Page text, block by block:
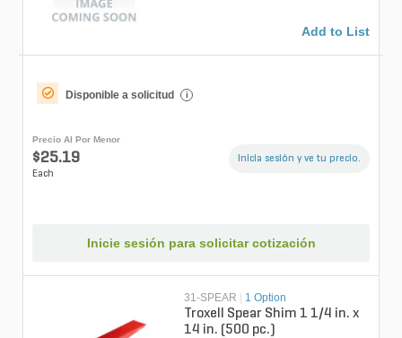
Add to List
Disponible a solicitud i
Precio Al Por Menor
$25.19
Each
Inicia sesión y ve tu precio.
Inicie sesión para solicitar cotización
31-SPEAR 1 Option
Troxell Spear Shim 1 1/4 in. x
14 in. (500 pc.)